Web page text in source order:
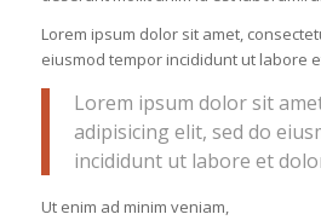
Lorem ipsum dolor sit amet,
eiusmod tempor incididunt ut labore
Lorem ipsum dolor sit
adipisicing elit, sed do
incididunt ut labore et
Ut enim ad minim veniam,